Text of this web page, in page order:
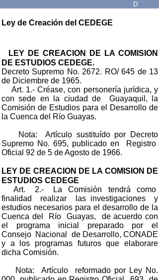
D
Ley de Creación del CEDEGE
LEY DE CREACION DE LA COMISION
DE ESTUDIOS CEDEGE.
Decreto Supremo No. 2672. RO/ 645 de 13
de Diciembre de 1965.
Art. 1.- Créase, con personería jurídica, y
con sede en la ciudad de Guayaquil, la
Comisión de Estudios para el Desarrollo de
la Cuenca del Río Guayas.
Nota: Artículo sustituído por Decreto
Supremo No. 695, publicado en Registro
Oficial 92 de 5 de Agosto de 1966.
LEY DE CREACION DE LA COMISION DE
ESTUDIOS CEDEGE
Art. 2.- La Comisión tendrá como
finalidad realizar las investigaciones y
estudios necesarios para el desarrollo de la
Cuenca del Río Guayas, de acuerdo con
el programa inicial preparado por el
Consejo Nacional de Desarrollo, CONADE
y a los programas futuros que elaborare
dicha Comisión.
Nota: Artículo reformado por Ley No.